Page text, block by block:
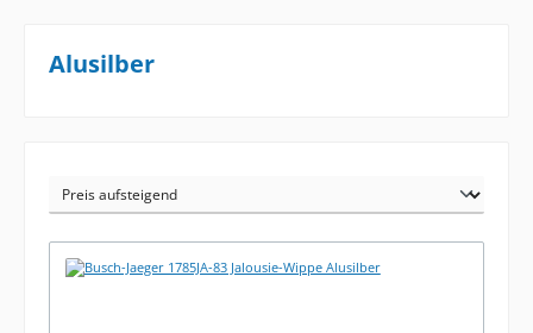
Alusilber